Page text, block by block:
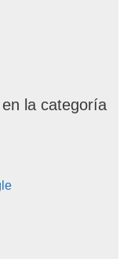
la categoría